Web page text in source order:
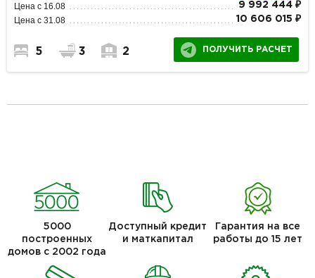
Цена с 16.08 9 992 444 ₽
Цена с 31.08 10 606 015 ₽
5 3 2 ПОЛУЧИТЬ РАСЧЕТ
5000
построенных
домов с 2002 года
Доступный кредит
и маткапитал
Гарантия на все
работы до 15 лет